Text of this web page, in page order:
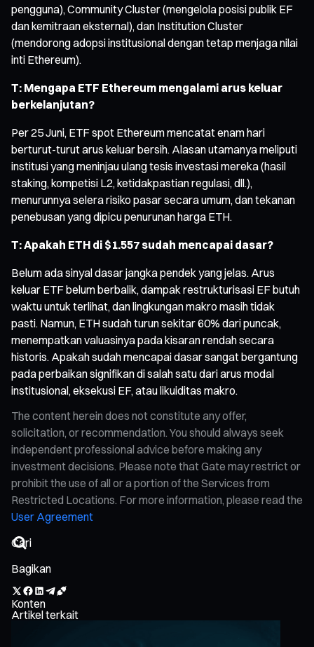
pengguna), Community Cluster (mengelola posisi publik EF
dan kemitraan eksternal), dan Institution Cluster
(mendorong adopsi institusional dengan tetap menjaga nilai
inti Ethereum).
T: Mengapa ETF Ethereum mengalami arus keluar
berkelanjutan?
Per 25 Juni, ETF spot Ethereum mencatat enam hari
berturut-turut arus keluar bersih. Alasan utamanya meliputi
institusi yang meninjau ulang tesis investasi mereka (hasil
staking, kompetisi L2, ketidakpastian regulasi, dll.),
menurunnya selera risiko pasar secara umum, dan tekanan
penebusan yang dipicu penurunan harga ETH.
T: Apakah ETH di $1.557 sudah mencapai dasar?
Belum ada sinyal dasar jangka pendek yang jelas. Arus
keluar ETF belum berbalik, dampak restrukturisasi EF butuh
waktu untuk terlihat, dan lingkungan makro masih tidak
pasti. Namun, ETH sudah turun sekitar 60% dari puncak,
menempatkan valuasinya pada kisaran rendah secara
historis. Apakah sudah mencapai dasar sangat bergantung
pada perbaikan signifikan di salah satu dari arus modal
institusional, eksekusi EF, atau likuiditas makro.
The content herein does not constitute any offer,
solicitation, or recommendation. You should always seek
independent professional advice before making any
investment decisions. Please note that Gate may restrict or
prohibit the use of all or a portion of the Services from
Restricted Locations. For more information, please read the
User Agreement
Bagikan
Konten
Artikel terkait